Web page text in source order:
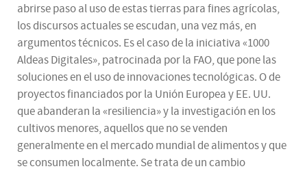
abrirse paso al uso de estas tierras para fines agrícolas,
los discursos actuales se escudan, una vez más, en
argumentos técnicos. Es el caso de la iniciativa «1000
Aldeas Digitales», patrocinada por la FAO, que pone las
soluciones en el uso de innovaciones tecnológicas. O de
proyectos financiados por la Unión Europea y EE. UU.
que abanderan la «resiliencia» y la investigación en los
cultivos menores, aquellos que no se venden
generalmente en el mercado mundial de alimentos y que
se consumen localmente. Se trata de un cambio